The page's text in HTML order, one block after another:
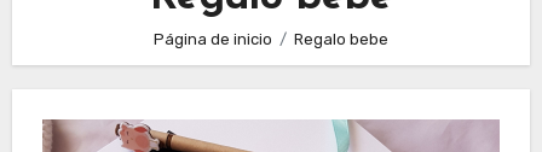
Página de inicio Regalo bebe